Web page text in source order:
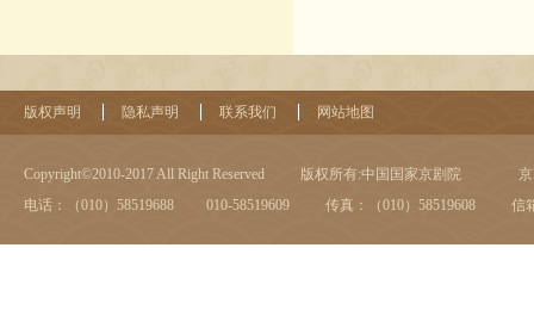
版权声明 隐私声明 联系我们 网站地图
Copyright©2010-2017 All Right Reserved 版权所有:中国国家京剧院
电话：（010）58519688 010-58519609
传真：（010）58519608 信